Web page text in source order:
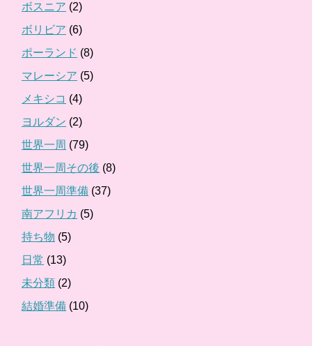
ボスニア (2)
ボリビア (6)
ポーランド (8)
マレーシア (5)
メキシコ (4)
ヨルダン (2)
世界一周 (79)
世界一周その後 (8)
世界一周準備 (37)
南アフリカ (5)
持ち物 (5)
日常 (13)
未分類 (2)
結婚準備 (10)